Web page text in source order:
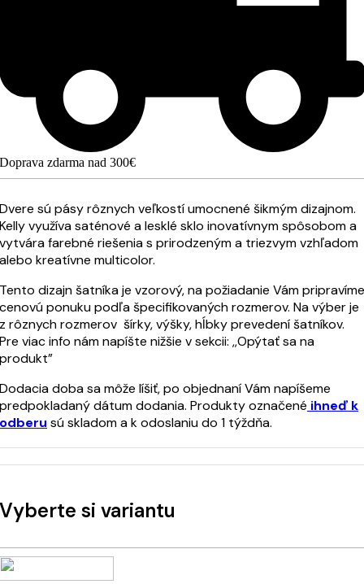
Doprava zdarma nad 300€
Dvere sú pásy rôznych veľkostí umocnené šikmým dizajnom.
Kelly využíva saténové a lesklé sklo inovatívnym spôsobom a
vytvára farebné riešenia s prirodzeným a triezvym vzhľadom
alebo kreatívne multicolor.
Tento dizajn šatníka je vzorový, na požiadanie Vám pripravíme
cenovú ponuku podľa špecifikovaných rozmerov. Na výber je
z rôznych rozmerov šírky, výšky, hĺbky prevedení šatníkov.
Pre viac info nám napíšte nižšie v sekcii: ,,Opýtať sa na
produkt”
Dodacia doba sa môže líšiť, po objednaní Vám napíšeme
predpokladaný dátum dodania. Produkty označené ihneď k
odberu sú skladom a k odoslaniu do 1 týždňa.
Vyberte si variantu